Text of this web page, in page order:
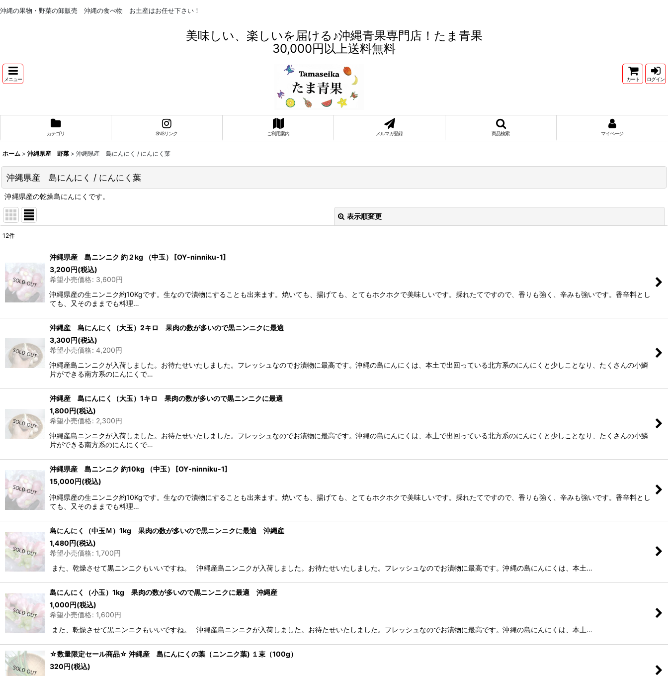
沖縄の果物・野菜の卸販売 沖縄の食べ物 お土産はお任せ下さい！
美味しい、楽しいを届ける♪沖縄青果専門店！たま青果
30,000円以上送料無料
メニュー カート ログイン
カテゴリ SNSリンク ご利用案内 メルマガ登録 商品検索 マイページ
ホーム > 沖縄県産 野菜 > 沖縄県産 島にんにく / にんにく葉
沖縄県産 島にんにく / にんにく葉
沖縄県産の乾燥島にんにくです。
表示順変更
並び順
絞り込む
12件
沖縄県産 島ニンニク 約２kg （中玉） [OY-ninniku-1]
3,200円(税込)
希望小売価格: 3,600円
沖縄県産の生ニンニク約10Kgです。生なので漬物にすることも出来ます。焼いても、揚げても、とてもホクホクで美味しいです。採れたてですので、香りも強く、辛みも強いです。香辛料とし
ても、又そのままでも料理…
沖縄産 島にんにく（大玉）2キロ 果肉の数が多いので黒ニンニクに最適
3,300円(税込)
希望小売価格: 4,200円
沖縄産島ニンニクが入荷しました。お待たせいたしました。フレッシュなのでお漬物に最高です。沖縄の島にんにくは、本土で出回っている北方系のにんにくと少しことなり、たくさんの小鱗
片ができる南方系のにんにくで…
沖縄産 島にんにく（大玉）1キロ 果肉の数が多いので黒ニンニクに最適
1,800円(税込)
希望小売価格: 2,300円
沖縄産島ニンニクが入荷しました。お待たせいたしました。フレッシュなのでお漬物に最高です。沖縄の島にんにくは、本土で出回っている北方系のにんにくと少しことなり、たくさんの小鱗
片ができる南方系のにんにくで…
沖縄県産 島ニンニク 約10kg （中玉） [OY-ninniku-1]
15,000円(税込)
沖縄県産の生ニンニク約10Kgです。生なので漬物にすることも出来ます。焼いても、揚げても、とてもホクホクで美味しいです。採れたてですので、香りも強く、辛みも強いです。香辛料とし
ても、又そのままでも料理…
島にんにく（中玉Ｍ）1kg 果肉の数が多いので黒ニンニクに最適 沖縄産
1,480円(税込)
希望小売価格: 1,700円
また、乾燥させて黒ニンニクもいいですね。 沖縄産島ニンニクが入荷しました。お待たせいたしました。フレッシュなのでお漬物に最高です。沖縄の島にんにくは、本土…
島にんにく（小玉）1kg 果肉の数が多いので黒ニンニクに最適 沖縄産
1,000円(税込)
希望小売価格: 1,600円
また、乾燥させて黒ニンニクもいいですね。 沖縄産島ニンニクが入荷しました。お待たせいたしました。フレッシュなのでお漬物に最高です。沖縄の島にんにくは、本土…
☆数量限定セール商品☆ 沖縄産 島にんにくの葉（ニンニク葉) １束（100g）
320円(税込)